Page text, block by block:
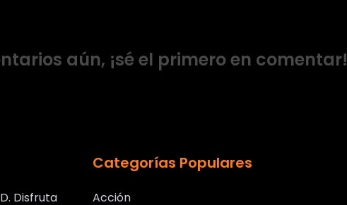
aún, ¡sé el primero en comentar!
Disfruta
Categorías Populares
Acción